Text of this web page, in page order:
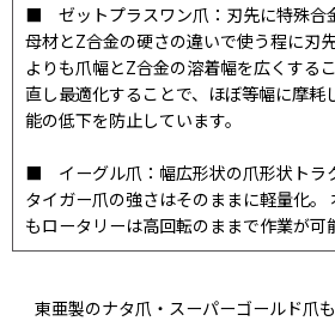
■ ゼットプラスワン爪：刃先に特殊合
母材とZ合金の硬さの違いで使う程に刃
よりも爪幅とZ合金の溶着幅を広くする
直し最適化することで、ほぼ等幅に摩
能の低下を防止しています。
■ イーグル爪：幅広形状の爪形状トラ
タイガー爪の強さはそのままに軽量化
もロータリーは高回転のままで作業が可
東亜製のナタ爪・スーパーゴールド爪